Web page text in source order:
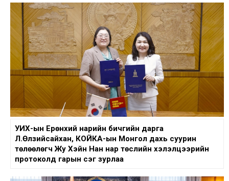
УИХ-ын Ерөнхий нарийн бичгийн дарга
Л.Өлзийсайхан, КОЙКА-ын Монгол дахь суурин
төлөөлөгч Жу Хэйн Нан нар төслийн хэлэлцээрийн
протоколд гарын үсэг зурлаа